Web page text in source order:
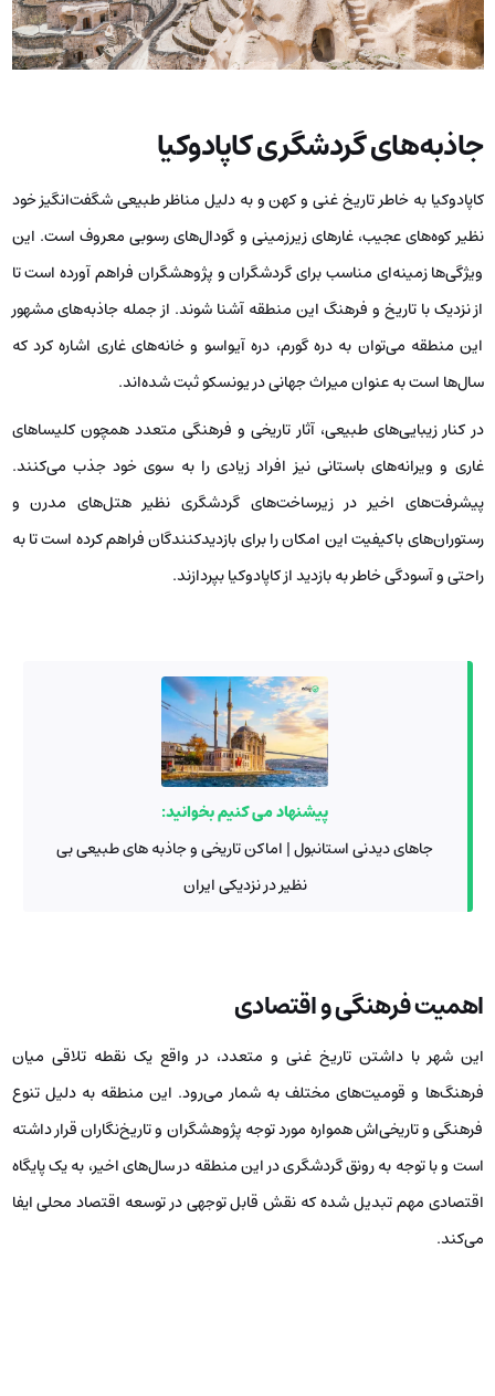
جاذبه‌های گردشگری کاپادوکیا
کاپادوکیا به خاطر تاریخ غنی و کهن و به دلیل مناظر طبیعی شگفت‌انگیز خود
نظیر کوه‌های عجيب، غارهای زیرزمینی و گودال‌های رسوبی معروف است. این
ویژگی‌ها زمینه‌ای مناسب برای گردشگران و پژوهشگران فراهم آورده است تا
از نزدیک با تاریخ و فرهنگ این منطقه آشنا شوند. از جمله جاذبه‌های مشهور
این منطقه می‌توان به دره گورم، دره آیواسو و خانه‌های غاری اشاره کرد که
سال‌ها است به عنوان میراث جهانی در یونسکو ثبت شده‌اند.
در کنار زیبایی‌های طبیعی، آثار تاریخی و فرهنگی متعدد همچون کلیساهای
غاری و ویرانه‌های باستانی نیز افراد زیادی را به سوی خود جذب می‌کنند.
پیشرفت‌های اخیر در زیرساخت‌های گردشگری نظیر هتل‌های مدرن و
رستوران‌های باکیفیت این امکان را برای بازدیدکنندگان فراهم کرده است تا به
راحتی و آسودگی خاطر به بازدید از کاپادوکیا بپردازند.
پیشنهاد می کنیم بخوانید:
جاهای دیدنی استانبول | اماکن تاریخی و جاذبه های طبیعی بی
نظیر در نزدیکی ایران
اهمیت فرهنگی و اقتصادی
این شهر با داشتن تاریخ غنی و متعدد، در واقع یک نقطه تلاقی میان
فرهنگ‌ها و قومیت‌های مختلف به شمار می‌رود. این منطقه به دلیل تنوع
فرهنگی و تاریخی‌اش همواره مورد توجه پژوهشگران و تاریخ‌نگاران قرار داشته
است و با توجه به رونق گردشگری در این منطقه در سال‌های اخیر، به یک پایگاه
اقتصادی مهم تبدیل شده که نقش قابل توجهی در توسعه اقتصاد محلی ایفا
می‌کند.